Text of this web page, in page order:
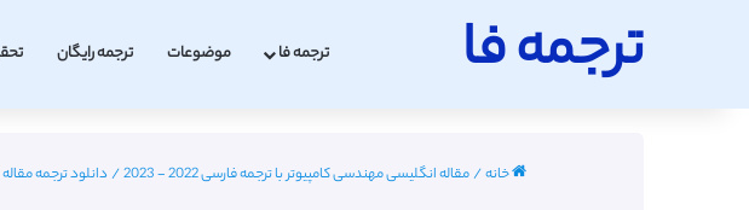
ترجمه فا ترجمه فا موضوعات ترجمه رایگان
خانه/مقاله انگلیسی مهندسی کامپیوتر با ترجمه فارسی 2022 - 2023 / دانلود ترجمه مقاله